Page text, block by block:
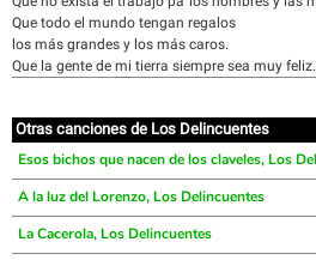
Que todo el mundo tengan regalos
los más grandes y los más caros.
Que la gente de mi tierra siempre sea muy feliz.
Otras canciones de Los Delincuentes
Esos bichos que nacen de los claveles, Los
A la luz del Lorenzo, Los Delincuentes
La Cacerola, Los Delincuentes